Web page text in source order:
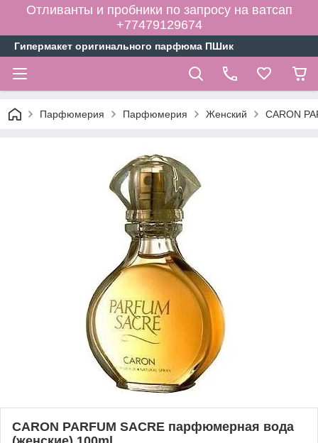
Отливанты и пробники по запросу на ватсап
+77479129674
Гипермакет оригинального парфюма ПШик
Парфюмерия Парфюмерия Женский CARON
CARON PARFUM SACRE парфюмерная вода